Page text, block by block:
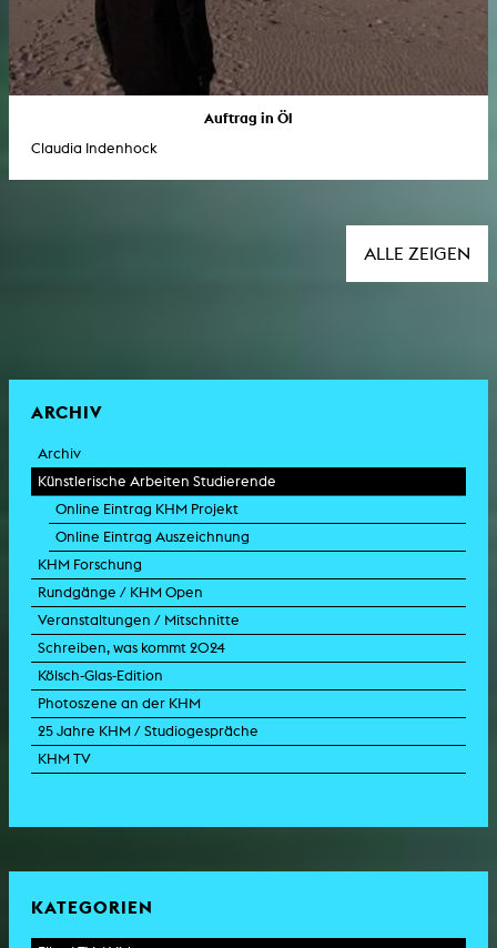
Auftrag in Öl
Claudia Indenhock
ALLE ZEIGEN
ARCHIV
Archiv
Künstlerische Arbeiten Studierende
Online Eintrag KHM Projekt
Online Eintrag Auszeichnung
KHM Forschung
Rundgänge / KHM Open
Veranstaltungen / Mitschnitte
Schreiben, was kommt 2024
Kölsch-Glas-Edition
Photoszene an der KHM
25 Jahre KHM / Studiogespräche
KHM TV
KATEGORIEN